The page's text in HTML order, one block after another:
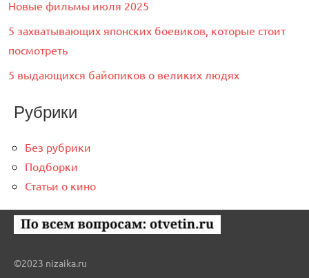
Новые фильмы июля 2025
5 захватывающих японских боевиков, которые стоит
посмотреть
5 выдающихся байопиков о великих людях
Рубрики
Без рубрики
Подборки
Статьи о кино
©2023 nizaika.ru